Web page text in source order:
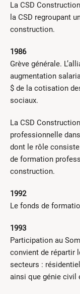
La CSD
la CSD regroupant
construction.
1986
Grève générale.
augmentation
$ de la cotisation
sociaux.
La CSD
professionnelle
dont le rôle
de formation
construction.
1992
Le fonds de
1993
Participation au
convient de répartir
secteurs :
ainsi que génie civil